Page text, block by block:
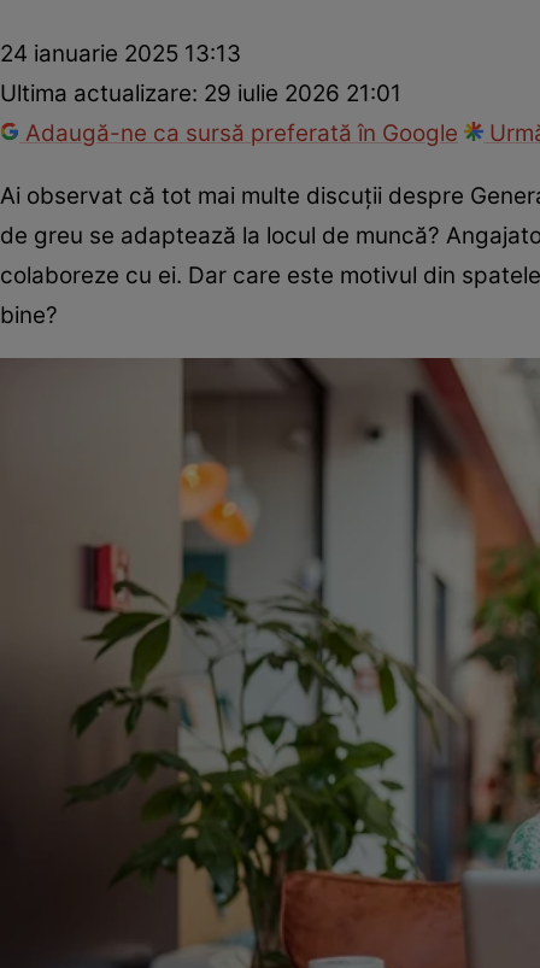
24 ianuarie 2025 13:13
Ultima actualizare: 29 iulie 2026 21:01
Adaugă-ne ca sursă preferată în Google
Ai observat că tot mai multe discuții despre
de greu se adaptează la locul de muncă?
colaboreze cu ei. Dar care este motivul din
bine?